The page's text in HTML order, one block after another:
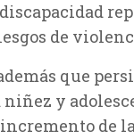
discapacidad
de
que
y
de